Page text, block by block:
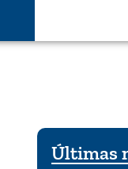
Últimas